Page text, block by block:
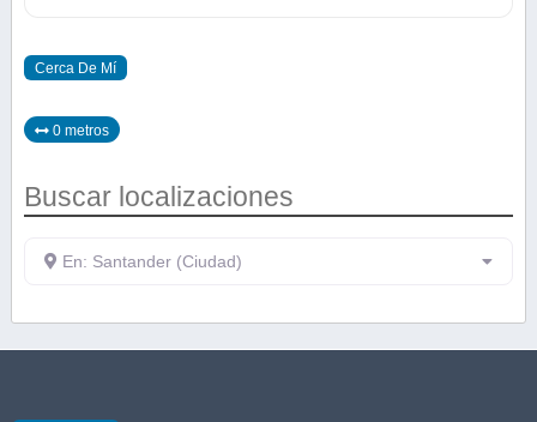
Cerca De Mí
0 metros
Buscar localizaciones
En: Santander (Ciudad)